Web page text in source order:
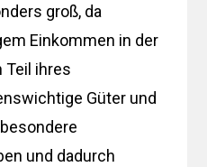
groß, da
Einkommen in der
Teil ihres
Güter und
und dadurch